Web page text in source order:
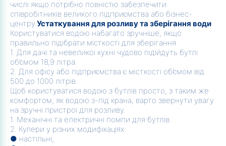
числі якщо потрібно повністю забезпечити
співробітників великого підприємства або бізнес-
центру.Устаткування для розливу та зберігання води
Користуватися водою набагато зручніше, якщо
правильно підібрати місткості для зберігання.
1. Для дачі та невеликої кухні чудово підійдуть бутлі
об’ємом 18,9 літра.
2. Для офісу або підприємства є місткості об’ємом від
500 до 1000 літрів.
Щоб користуватися водою з бутлів просто, з таким же
комфортом, як водою з-під крана, варто звернути увагу
на зручні пристрої для розливу.
1. Механічні та електричні помпи для бутлів.
2. Кулери у різних модифікаціях:
● настільні;